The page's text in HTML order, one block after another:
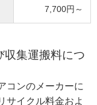
7,700円～
収集運搬料につ
コンのメーカーに
サイクル料金およ